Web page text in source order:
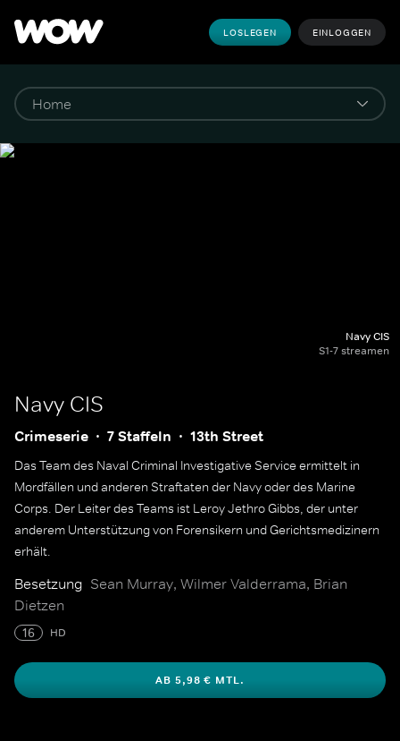
LOSLEGEN EINLOGGEN
Navy CIS
S1-7 streamen
Navy CIS
Crimeserie 7 Staffeln 13th Street
Das Team des Naval Criminal Investigative Service ermittelt in
Mordfällen und anderen Straftaten der Navy oder des Marine
Corps. Der Leiter des Teams ist Leroy Jethro Gibbs, der unter
anderem Unterstützung von Forensikern und Gerichtsmedizinern
erhält.
Besetzung Sean Murray, Wilmer Valderrama, Brian
Dietzen
16 HD
AB 5,98 € MTL.